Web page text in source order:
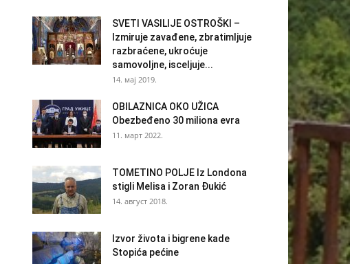
SVETI VASILIJE OSTROŠKI –
Izmiruje zavađene, zbratimljuje
razbraćene, ukroćuje
samovoljne, isceljuje...
14. мај 2019.
OBILAZNICA OKO UŽICA
Obezbeđeno 30 miliona evra
11. март 2022.
TOMETINO POLJE Iz Londona
stigli Melisa i Zoran Đukić
14. август 2018.
Izvor života i bigrene kade
Stopića pećine